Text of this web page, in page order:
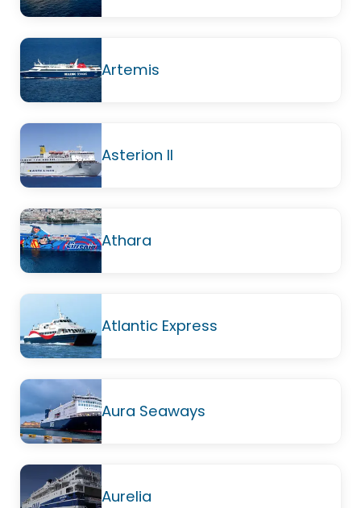
Artemis
Asterion II
Athara
Atlantic Express
Aura Seaways
Aurelia